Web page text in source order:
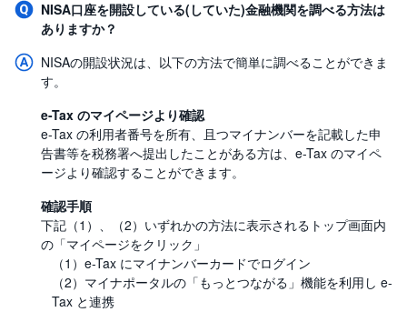
NISA口座を開設している(していた)金融機関を調べる方法は
ありますか？
NISAの開設状況は、以下の方法で簡単に調べることができま
す。
e-Tax のマイページより確認
e-Tax の利用者番号を所有、且つマイナンバーを記載した申
告書等を税務署へ提出したことがある方は、e-Tax のマイペ
ージより確認することができます。
確認手順
下記（1）、（2）いずれかの方法に表示されるトップ画面内
の「マイページをクリック」
（1）e-Tax にマイナンバーカードでログイン
（2）マイナポータルの「もっとつながる」機能を利用し e-
Tax と連携